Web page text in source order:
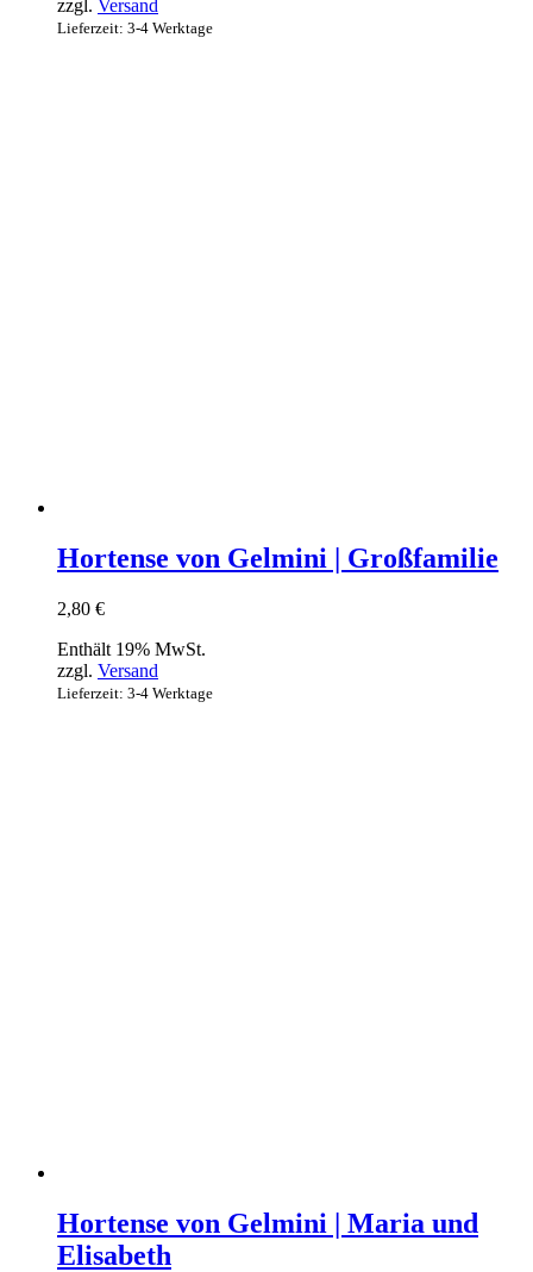
zzgl. Versand
Lieferzeit: 3-4 Werktage
Hortense von Gelmini | Großfamilie
2,80 €
Enthält 19% MwSt.
zzgl. Versand
Lieferzeit: 3-4 Werktage
Hortense von Gelmini | Maria und
Elisabeth